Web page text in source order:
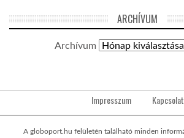
ARCHÍVUM
Archívum
Impresszum Kapcsolat
A globoport.hu felületén található minden